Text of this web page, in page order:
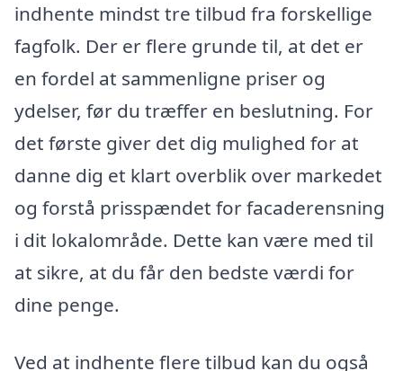
indhente mindst tre tilbud fra forskellige
fagfolk. Der er flere grunde til, at det er
en fordel at sammenligne priser og
ydelser, før du træffer en beslutning. For
det første giver det dig mulighed for at
danne dig et klart overblik over markedet
og forstå prisspændet for facaderensning
i dit lokalområde. Dette kan være med til
at sikre, at du får den bedste værdi for
dine penge.
Ved at indhente flere tilbud kan du også